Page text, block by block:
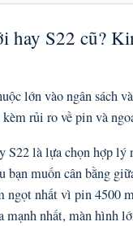
hay S22 cũ?
lớn vào ngân sách
rủi ro về pin và
S22 là lựa chọn hợp lý
bạn muốn cân bằng
ngọt nhất vì pin 4500
nhất, màn hình